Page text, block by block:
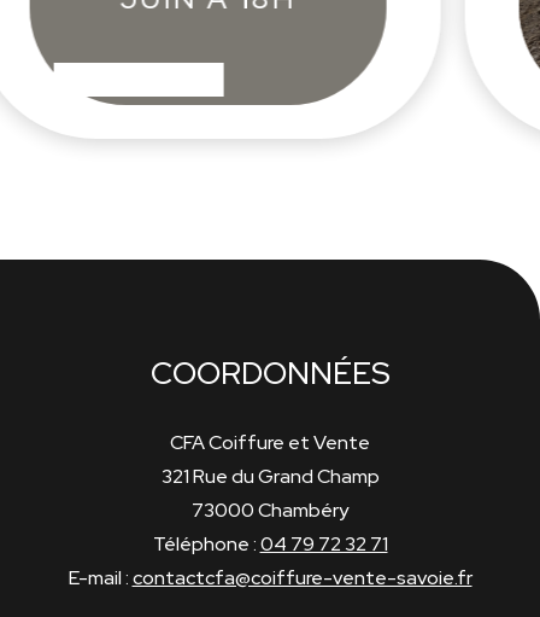
EN SAVOIR PLUS
COORDONNÉES
CFA Coiffure et Vente
321 Rue du Grand Champ
73000 Chambéry
Téléphone :04 79 72 32 71
E-mail :contactcfa@coiffure-vente-savoie.fr